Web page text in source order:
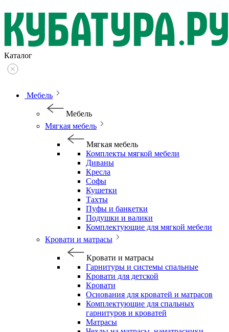
Каталог
Мебель
Мебель
Мягкая мебель
Мягкая мебель
Комплекты мягкой мебели
Диваны
Кресла
Софы
Кушетки
Тахты
Пуфы и банкетки
Подушки и валики
Комплектующие для мягкой мебели
Кровати и матрасы
Кровати и матрасы
Гарнитуры и системы спальные
Кровати для детской
Кровати
Основания для кроватей и матрасов
Комплектующие для спальных
гарнитуров и кроватей
Матрасы